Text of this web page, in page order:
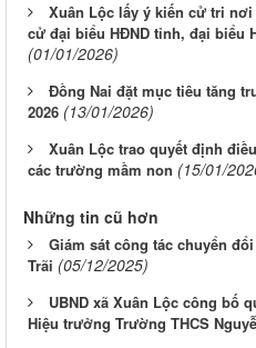
Xuân Lộc lấy ý kiến cử tri
cử đại biểu HĐND tỉnh, đại biểu
(01/01/2026)
Đồng Nai đặt mục tiêu tăng
2026 (13/01/2026)
Xuân Lộc trao quyết định
các trường mầm non (15/01/
Những tin cũ hơn
Giám sát công tác chuyển
Trãi (05/12/2025)
UBND xã Xuân Lộc công bố
Hiệu trưởng Trường THCS